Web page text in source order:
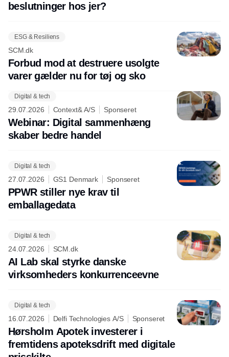
beslutninger hos jer?
ESG & Resiliens
SCM.dk
Forbud mod at destruere usolgte
varer gælder nu for tøj og sko
Digital & tech
29.07.2026 Context& A/S Sponseret
Webinar: Digital sammenhæng
skaber bedre handel
Digital & tech
27.07.2026 GS1 Denmark Sponseret
PPWR stiller nye krav til
emballagedata
Digital & tech
24.07.2026 SCM.dk
AI Lab skal styrke danske
virksomheders konkurrenceevne
Digital & tech
16.07.2026 Delfi Technologies A/S Sponseret
Hørsholm Apotek investerer i
fremtidens apoteksdrift med digitale